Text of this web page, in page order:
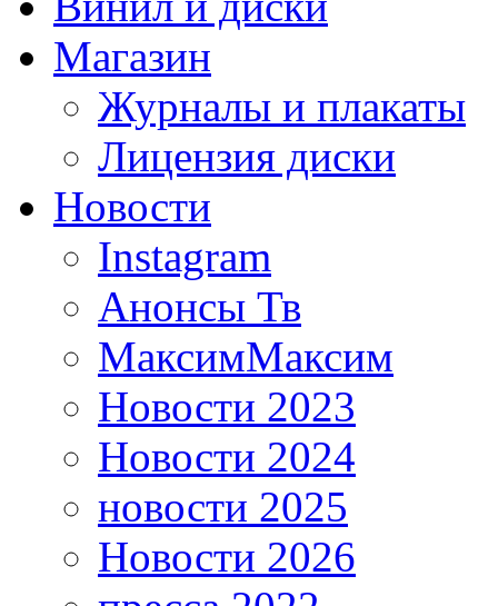
Магазин
Журналы и плакаты
Лицензия диски
Новости
Instagram
Анонсы Тв
МаксимМаксим
Новости 2023
Новости 2024
новости 2025
Новости 2026